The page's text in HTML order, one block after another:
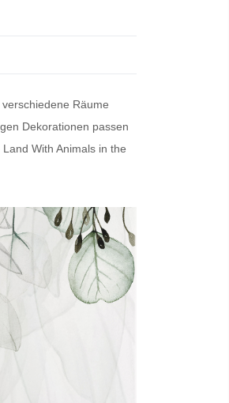
Räume
Dekorationen passen
With Animals in the